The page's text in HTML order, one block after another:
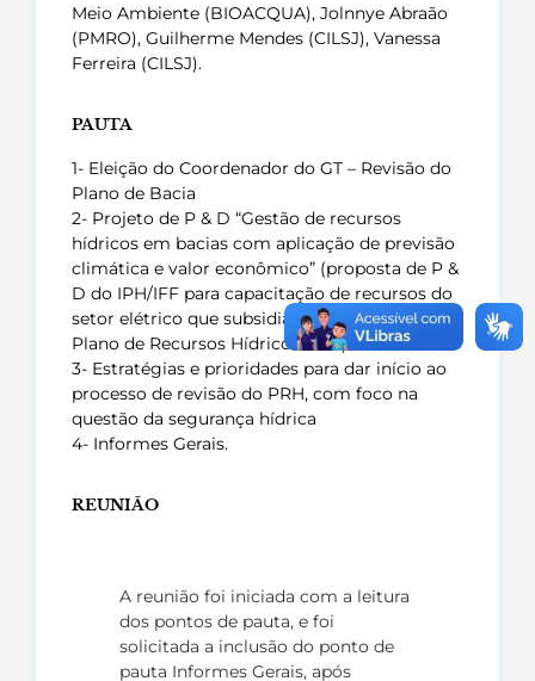
Meio Ambiente (BIOACQUA), Jolnnye Abraão
(PMRO), Guilherme Mendes (CILSJ), Vanessa
Ferreira (CILSJ).
PAUTA
1- Eleição do Coordenador do GT – Revisão do
Plano de Bacia
2- Projeto de P & D “Gestão de recursos
hídricos em bacias com aplicação de previsão
climática e valor econômico” (proposta de P &
D do IPH/IFF para capacitação de recursos do
setor elétrico que subsidiarão a revisão do
Plano de Recursos Hídricos PRH)
3- Estratégias e prioridades para dar início ao
processo de revisão do PRH, com foco na
questão da segurança hídrica
4- Informes Gerais.
REUNIÃO
A reunião foi iniciada com a leitura
dos pontos de pauta, e foi
solicitada a inclusão do ponto de
pauta Informes Gerais, após